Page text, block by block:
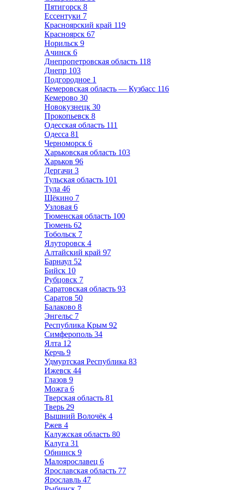
Пятигорск 8
Ессентуки 7
Красноярский край 119
Красноярск 67
Норильск 9
Ачинск 6
Днепропетровская область 118
Днепр 103
Подгородное 1
Кемеровская область — Кузбасс 116
Кемерово 30
Новокузнецк 30
Прокопьевск 8
Одесская область 111
Одесса 81
Черноморск 6
Харьковская область 103
Харьков 96
Дергачи 3
Тульская область 101
Тула 46
Щёкино 7
Узловая 6
Тюменская область 100
Тюмень 62
Тобольск 7
Ялуторовск 4
Алтайский край 97
Барнаул 52
Бийск 10
Рубцовск 7
Саратовская область 93
Саратов 50
Балаково 8
Энгельс 7
Республика Крым 92
Симферополь 34
Ялта 12
Керчь 9
Удмуртская Республика 83
Ижевск 44
Глазов 9
Можга 6
Тверская область 81
Тверь 29
Вышний Волочёк 4
Ржев 4
Калужская область 80
Калуга 31
Обнинск 9
Малоярославец 6
Ярославская область 77
Ярославль 47